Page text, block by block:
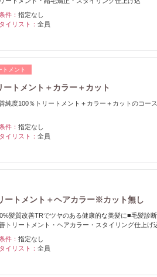
件： 指定なし
イリスト： 全員
トメント
トメント＋カラー＋カット
純度100％トリートメント＋カラー＋カットのコー
件： 指定なし
イリスト： 全員
ートメント＋ヘアカラー※カット無し
髪質改善TRでツヤのある健康的な美髪に■毛髪診
トリートメント・ヘアカラー・スタイリング仕上げ
件： 指定なし
イリスト： 全員